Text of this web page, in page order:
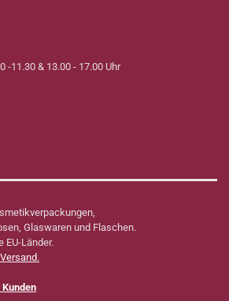
-11.30 & 13.00 - 17.00 Uhr
Glaswaren und Flaschen.
EU-Länder.